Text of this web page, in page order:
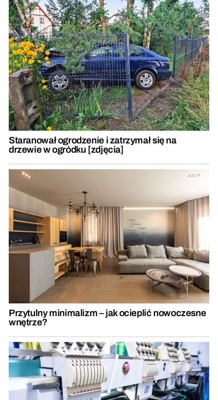
Staranował ogrodzenie i zatrzymał się na
drzewie w ogródku [zdjęcia]
Przytulny minimalizm – jak ocieplić nowoczesne
wnętrze?